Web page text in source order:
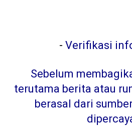
- Verifikasi
Sebelum
terutama berita atau
berasal dari